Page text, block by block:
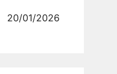
20/01/2026